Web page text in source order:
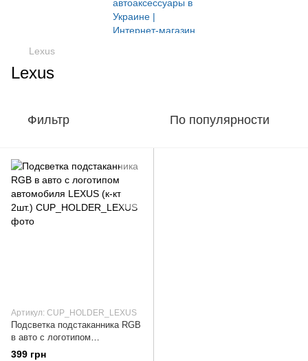
Lexus
Lexus
Фильтр По популярности
Артикул: CUP_HOLDER_LEXUS
Подсветка подстаканника RGB
в авто с логотипом
автомобиля LEXUS (к-кт 2шт.)
399 грн